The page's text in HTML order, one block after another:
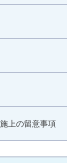
上の留意事項